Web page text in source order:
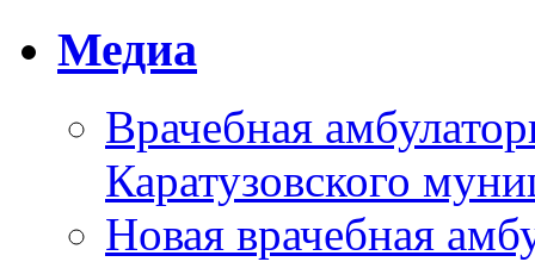
Медиа
Врачебная
Каратузовского
Новая врачебная